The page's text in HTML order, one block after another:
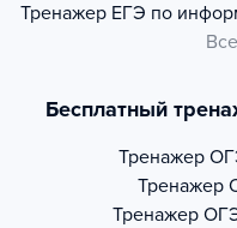
Тренажер ЕГЭ по
Бесплатный
Тренажер
Тренажер
Тренажер